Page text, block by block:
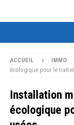
ACCUEIL IMMO
écologique pour le
Installation
écologique